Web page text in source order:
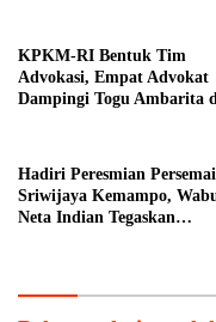
Alam”
KPKM-RI Bentuk Tim
Advokasi, Empat Advokat
Dampingi Togu Ambarita
Hadiri Peresmian
Sriwijaya Kemampo,
Neta Indian Tegaskan